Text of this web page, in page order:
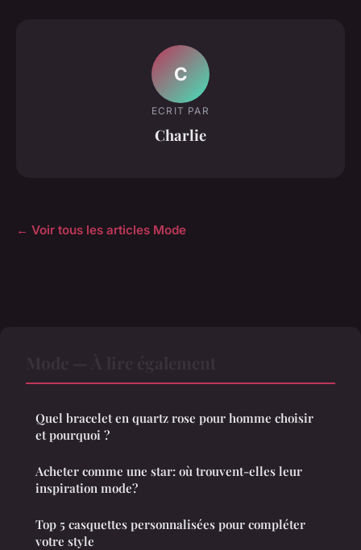
C
ECRIT PAR
Charlie
← Voir tous les articles Mode
Quel bracelet en quartz rose pour homme choisir
et pourquoi ?
Acheter comme une star: où trouvent-elles leur
inspiration mode?
Top 5 casquettes personnalisées pour compléter
votre style